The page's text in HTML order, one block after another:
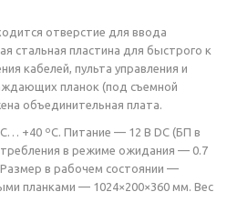
отверстие для ввода
стальная пластина для быстрого к
кабелей, пульта управления и
планок (под съемной
объединительная плата.
+40 ºС. Питание — 12 В DC (БП в
в режиме ожидания — 0.7
в рабочем состоянии —
планками — 1024×200×360 мм. Вес